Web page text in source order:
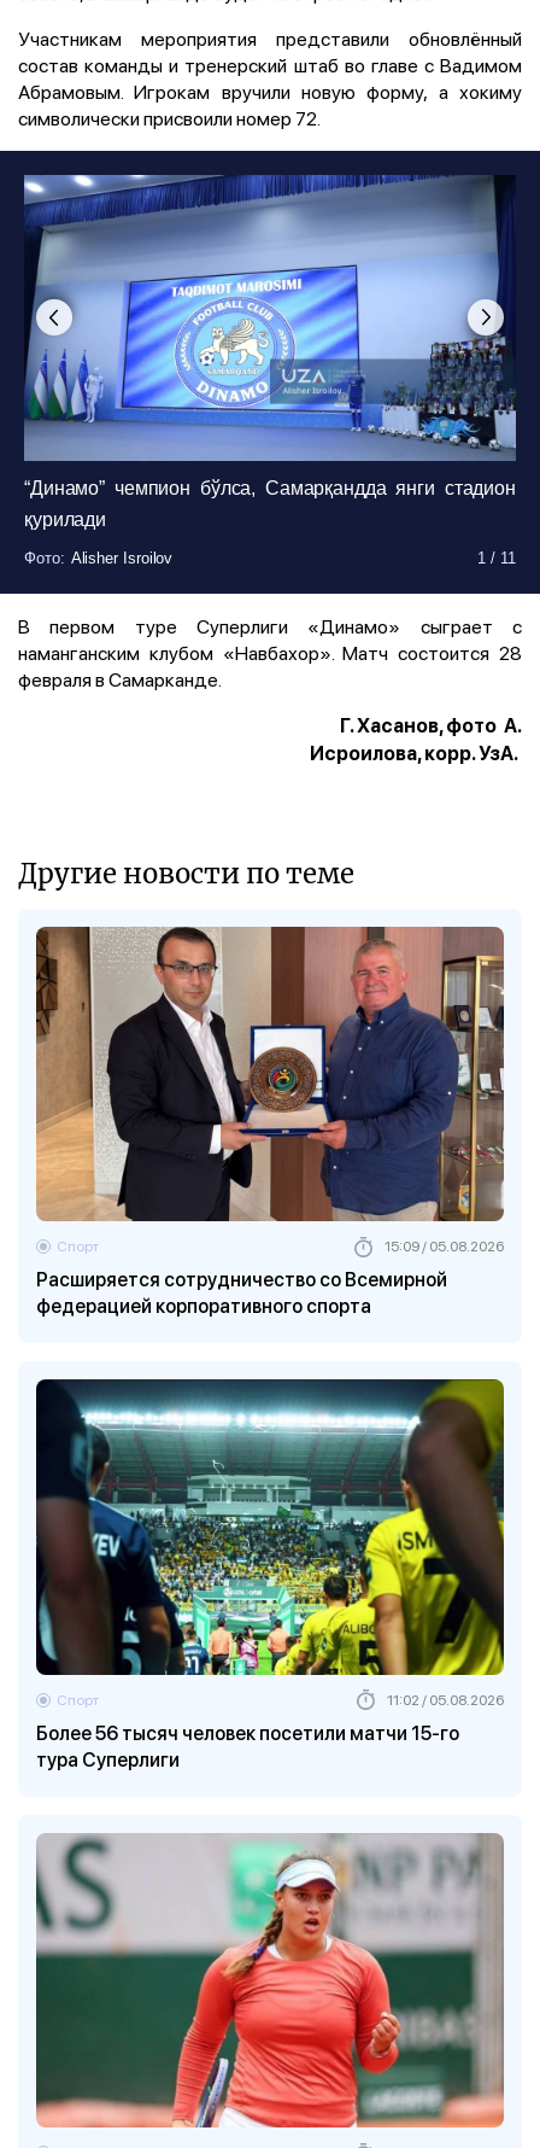
Участникам мероприятия представили обновлённый
состав команды и тренерский штаб во главе с Вадимом
Абрамовым. Игрокам вручили новую форму, а хокиму
символически присвоили номер 72.
“Динамо” чемпион бўлса, Самарқандда янги стадион
қурилади
Фото: Alisher Isroilov 1 / 11
Фото Alisher Isroilov 1 / 11
Фото: Alisher Isroilov 1/11
Фото: Alisher Isroilov 1 / 11
Фото: Alisher Isroilov 1 / 11
Фото: Alisher Isroilov 1 / 11
Фото: Alisher Isroilov 1 / 11
В первом туре Суперлиги «Динамо» сыграет с
наманганским клубом «Навбахор». Матч состоится 28
февраля в Самарканде.
Г. Хасанов, фото А.
Исроилова, корр. УзА.
Другие новости по теме
Расширяется сотрудничество со Всемирной
федерацией корпоративного спорта
Спорт 15:09 / 05.08.2026
Более 56 тысяч человек посетили матчи 15-го
тура Суперлиги
Спорт 11:02 / 05.08.2026